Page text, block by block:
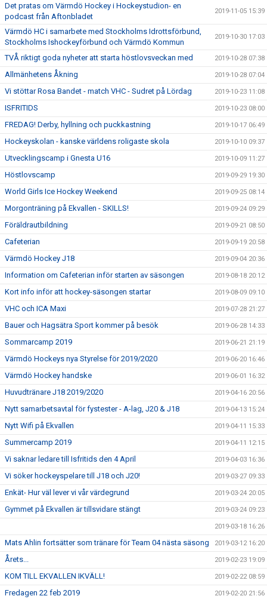
Det pratas om Värmdö Hockey i Hockeystudion- en
podcast från Aftonbladet
2019-11-05 15:39
Värmdö HC i samarbete med Stockholms Idrottsförbund,
Stockholms Ishockeyförbund och Värmdö Kommun
2019-10-30 17:03
TVÅ riktigt goda nyheter att starta höstlovsveckan med 2019-10-28 07:38
Allmänhetens Åkning 2019-10-28 07:04
Vi stöttar Rosa Bandet - match VHC - Sudret på Lördag 2019-10-23 11:08
ISFRITIDS 2019-10-23 08:00
FREDAG! Derby, hyllning och puckkastning 2019-10-17 06:49
Hockeyskolan - kanske världens roligaste skola 2019-10-10 09:37
Utvecklingscamp i Gnesta U16 2019-10-09 11:27
Höstlovscamp 2019-09-29 19:30
World Girls Ice Hockey Weekend 2019-09-25 08:14
Morgonträning på Ekvallen - SKILLS! 2019-09-24 09:29
Föräldrautbildning 2019-09-21 08:50
Cafeterian 2019-09-19 20:58
Värmdö Hockey J18 2019-09-04 20:36
Information om Cafeterian inför starten av säsongen 2019-08-18 20:12
Kort info inför att hockey-säsongen startar 2019-08-09 09:10
VHC och ICA Maxi 2019-07-28 21:27
Bauer och Hagsätra Sport kommer på besök 2019-06-28 14:33
Sommarcamp 2019 2019-06-21 21:19
Värmdö Hockeys nya Styrelse för 2019/2020 2019-06-20 16:46
Värmdö Hockey handske 2019-06-01 16:32
Huvudtränare J18 2019/2020 2019-04-16 20:56
Nytt samarbetsavtal för fystester - A-lag, J20 & J18 2019-04-13 15:24
Nytt Wifi på Ekvallen 2019-04-11 15:33
Summercamp 2019 2019-04-11 12:15
Vi saknar ledare till Isfritids den 4 April 2019-04-03 16:36
Vi söker hockeyspelare till J18 och J20! 2019-03-27 09:33
Enkät- Hur väl lever vi vår värdegrund 2019-03-24 20:05
Gymmet på Ekvallen är tillsvidare stängt 2019-03-24 09:23
2019-03-18 16:26
Mats Ahlin fortsätter som tränare för Team 04 nästa säsong 2019-03-12 16:20
Årets... 2019-02-23 19:09
KOM TILL EKVALLEN IKVÄLL! 2019-02-22 08:59
Fredagen 22 feb 2019 2019-02-20 21:56